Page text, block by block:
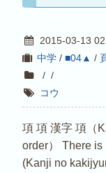
2015-03-13
中学/ ■04▲ /
/ /
コウ
項 項 漢字 項（
order） There is
(Kanji no